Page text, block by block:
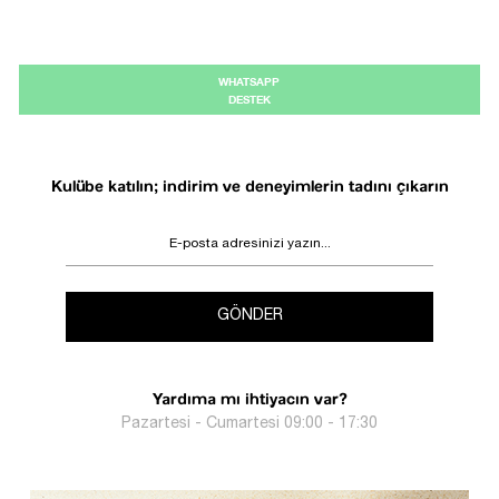
WHATSAPP
DESTEK
Kulübe katılın; indirim ve deneyimlerin tadını çıkarın
GÖNDER
Yardıma mı ihtiyacın var?
Pazartesi - Cumartesi 09:00 - 17:30